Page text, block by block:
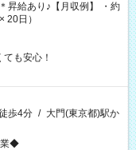
昇給あり♪【月収例】 ・約
20日）
も安心！
歩4分 / 大門(東京都)駅か
◆